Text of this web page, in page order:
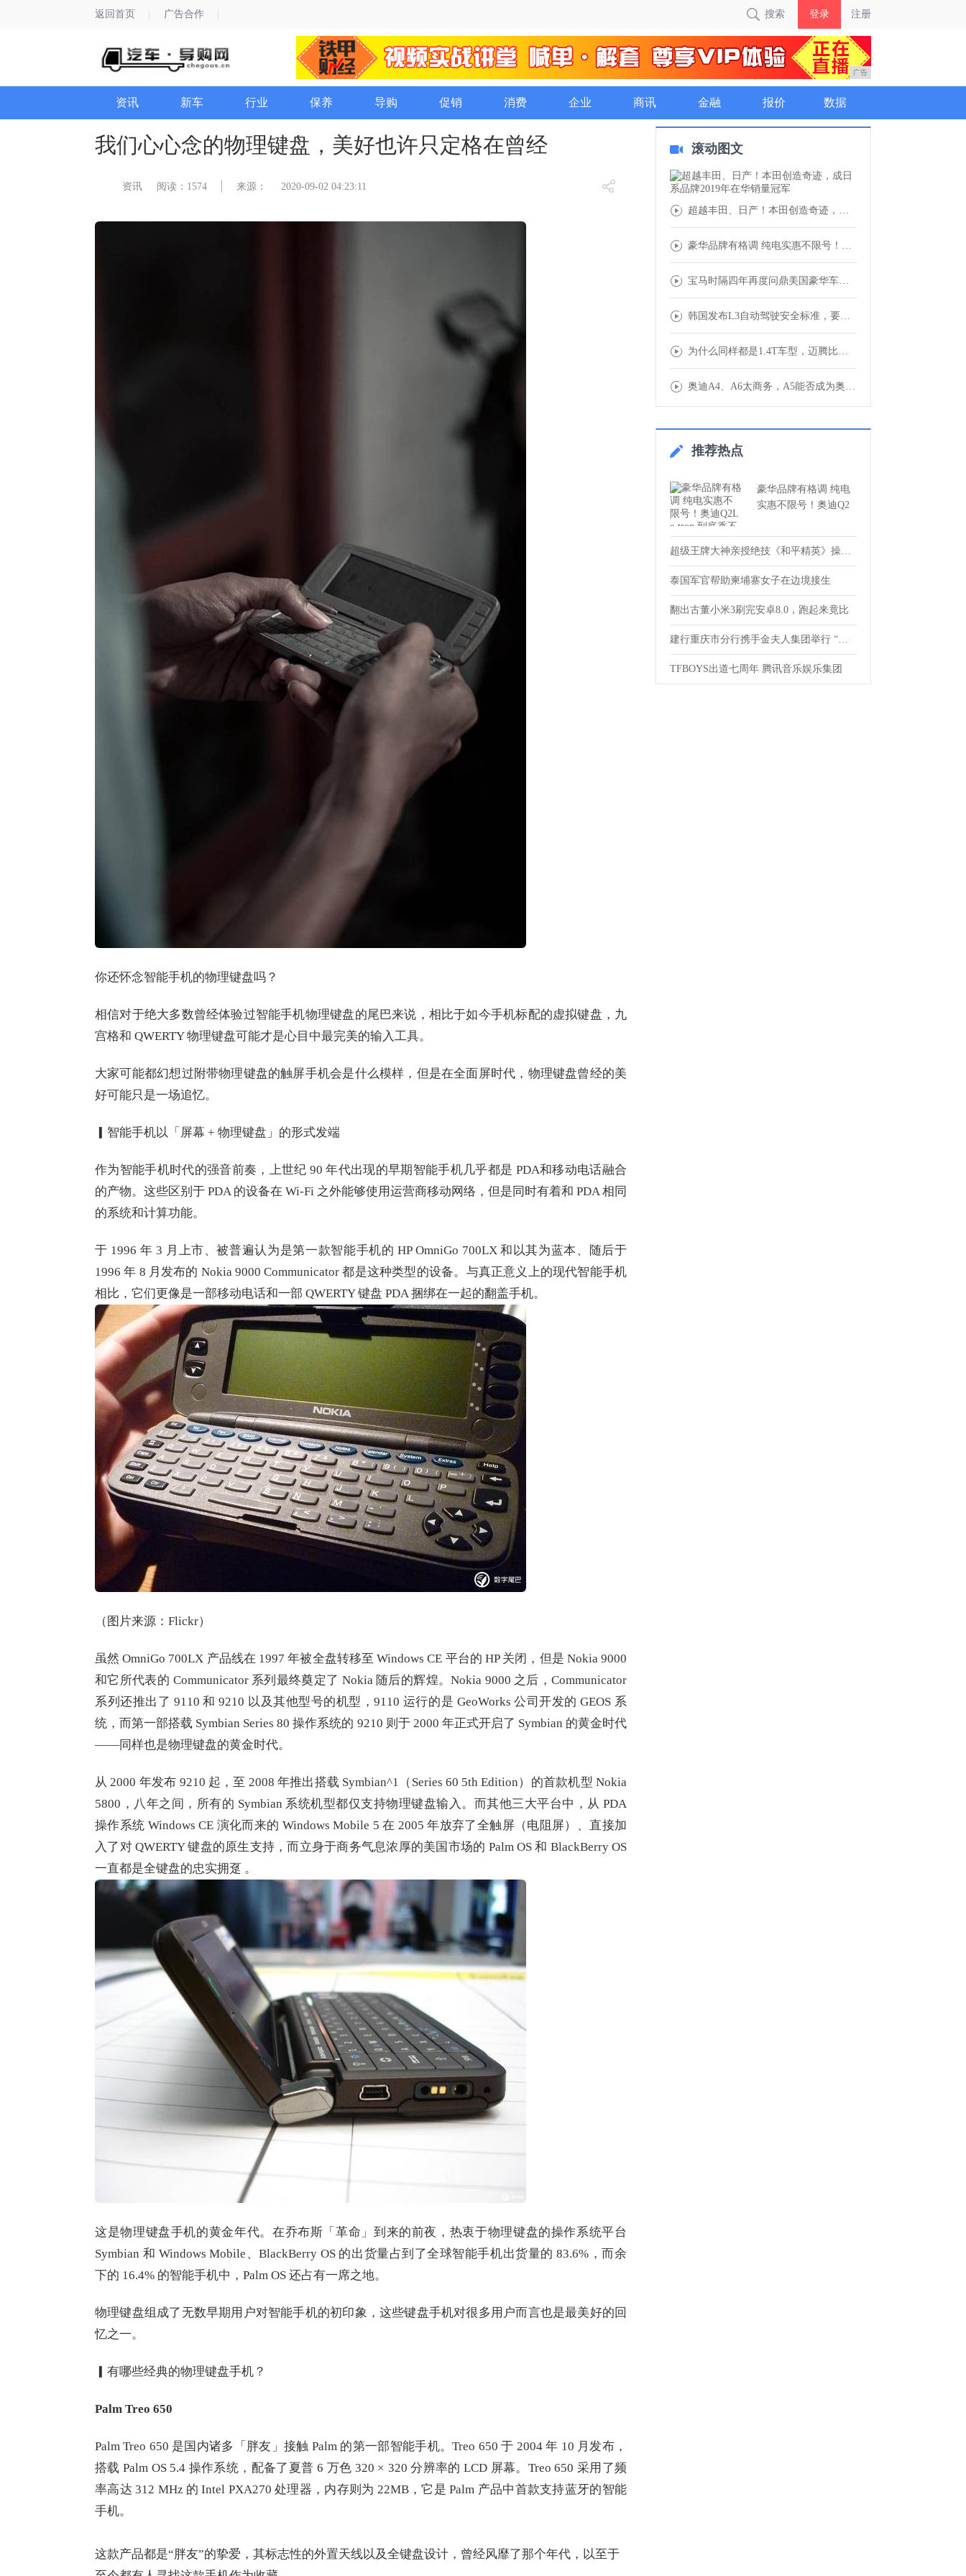
返回首页 广告合作 搜索 登录 注册
广告
资讯 新车 行业 保养 导购 促销 消费 企业 商讯 金融 报价 数据
我们心心念的物理键盘，美好也许只定格在曾经
资讯 阅读：1574 来源： 2020-09-02 04:23:11
你还怀念智能手机的物理键盘吗？
相信对于绝大多数曾经体验过智能手机物理键盘的尾巴来说，相比于如今手机标配的虚拟键盘，九
宫格和 QWERTY 物理键盘可能才是心目中最完美的输入工具。
大家可能都幻想过附带物理键盘的触屏手机会是什么模样，但是在全面屏时代，物理键盘曾经的美
好可能只是一场追忆。
▎智能手机以「屏幕 + 物理键盘」的形式发端
作为智能手机时代的强音前奏，上世纪 90 年代出现的早期智能手机几乎都是 PDA和移动电话融合
的产物。这些区别于 PDA 的设备在 Wi-Fi 之外能够使用运营商移动网络，但是同时有着和 PDA 相同
的系统和计算功能。
于 1996 年 3 月上市、被普遍认为是第一款智能手机的 HP OmniGo 700LX 和以其为蓝本、随后于
1996 年 8 月发布的 Nokia 9000 Communicator 都是这种类型的设备。与真正意义上的现代智能手机
相比，它们更像是一部移动电话和一部 QWERTY 键盘 PDA 捆绑在一起的翻盖手机。
（图片来源：Flickr）
虽然 OmniGo 700LX 产品线在 1997 年被全盘转移至 Windows CE 平台的 HP 关闭，但是 Nokia 9000
和它所代表的 Communicator 系列最终奠定了 Nokia 随后的辉煌。Nokia 9000 之后，Communicator
系列还推出了 9110 和 9210 以及其他型号的机型，9110 运行的是 GeoWorks 公司开发的 GEOS 系
统，而第一部搭载 Symbian Series 80 操作系统的 9210 则于 2000 年正式开启了 Symbian 的黄金时代
——同样也是物理键盘的黄金时代。
从 2000 年发布 9210 起，至 2008 年推出搭载 Symbian^1（Series 60 5th Edition）的首款机型 Nokia
5800，八年之间，所有的 Symbian 系统机型都仅支持物理键盘输入。而其他三大平台中，从 PDA
操作系统 Windows CE 演化而来的 Windows Mobile 5 在 2005 年放弃了全触屏（电阻屏）、直接加
入了对 QWERTY 键盘的原生支持，而立身于商务气息浓厚的美国市场的 Palm OS 和 BlackBerry OS
一直都是全键盘的忠实拥趸 。
这是物理键盘手机的黄金年代。在乔布斯「革命」到来的前夜，热衷于物理键盘的操作系统平台
Symbian 和 Windows Mobile、BlackBerry OS 的出货量占到了全球智能手机出货量的 83.6%，而余
下的 16.4% 的智能手机中，Palm OS 还占有一席之地。
物理键盘组成了无数早期用户对智能手机的初印象，这些键盘手机对很多用户而言也是最美好的回
忆之一。
▎有哪些经典的物理键盘手机？
Palm Treo 650
Palm Treo 650 是国内诸多「胖友」接触 Palm 的第一部智能手机。Treo 650 于 2004 年 10 月发布，
搭载 Palm OS 5.4 操作系统，配备了夏普 6 万色 320 × 320 分辨率的 LCD 屏幕。Treo 650 采用了频
率高达 312 MHz 的 Intel PXA270 处理器，内存则为 22MB，它是 Palm 产品中首款支持蓝牙的智能
手机。
这款产品都是“胖友”的挚爱，其标志性的外置天线以及全键盘设计，曾经风靡了那个年代，以至于
滚动图文
超越丰田、日产！本田创造奇迹，成日系品牌2
豪华品牌有格调 纯电实惠不限号！奥迪Q2L
宝马时隔四年再度问鼎美国豪华车市场 全球市
韩国发布L3自动驾驶安全标准，要抢全球第一
为什么同样都是1.4T车型，迈腾比速腾还要
奥迪A4、A6太商务，A5能否成为奥迪最受
推荐热点
豪华品牌有格调 纯电
实惠不限号！奥迪Q2
超级王牌大神亲授绝技《和平精英》操练起来
泰国军官帮助柬埔寨女子在边境接生
翻出古董小米3刷完安卓8.0，跑起来竟比
建行重庆市分行携手金夫人集团举行 “乡村
TFBOYS出道七周年 腾讯音乐娱乐集团